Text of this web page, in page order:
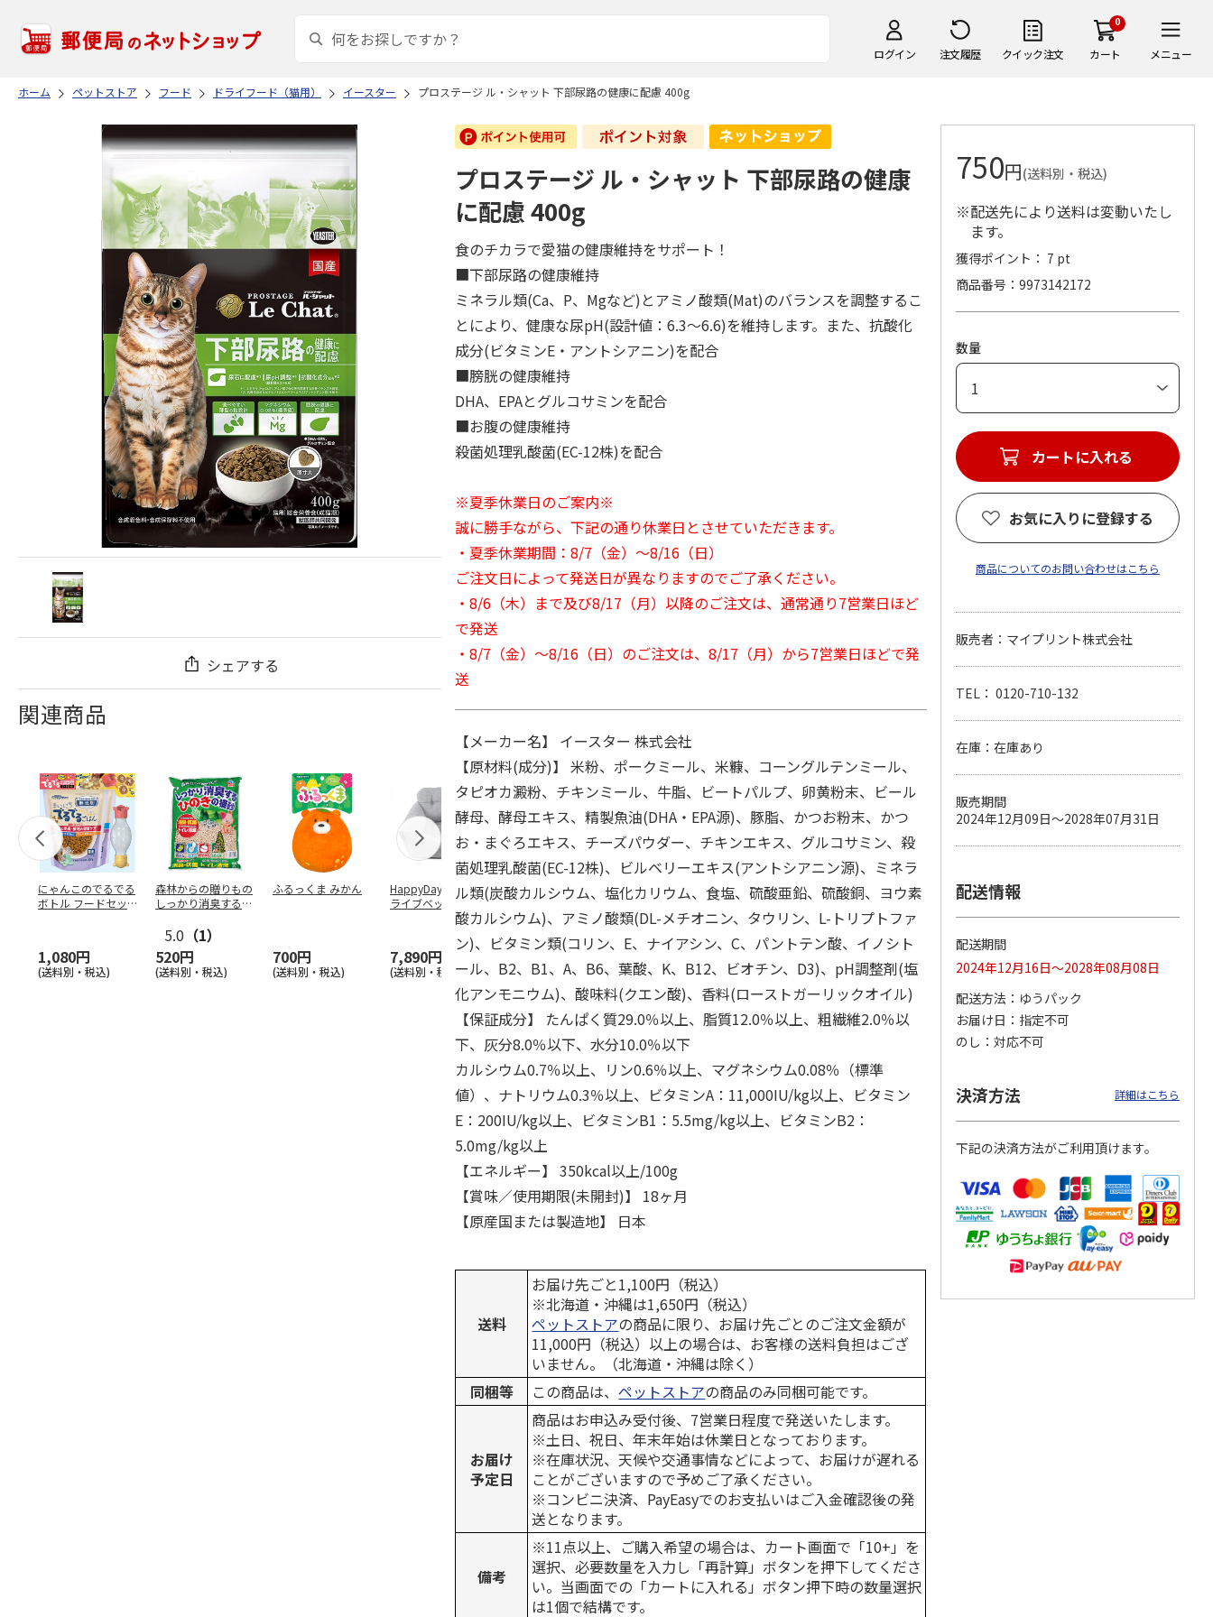
ログイン 注文履歴 クイック注文
0
カート メニュー
ホーム ペットストア フード ドライフード（猫用） イースター プロステージ ル・シャット 下部尿路の健康に配慮 400g
シェアする
関連商品
にゃんこのでるでる
ボトル フードセッ
1,080円
(送料別・税込)
森林からの贈りもの
しっかり消臭するひ
5.0 （1）
520円
(送料別・税込)
ふるっくま みかん
700円
(送料別・税込)
HappyDays 2wayド
ライブベッド グレ
7,890円
(送料別・税込)
獣医師開発 ニオイ
をとる砂専用 猫ト
イレ ナチュラルグ
1,550円
(送料別・税込)
デオトイレ 飛び散
らない消臭・抗菌サ
ンド 4L
1,320円
(送料別・税込)
無添加良品 カムカ
ムデンタルコーン
ぐるぐるボーン型 S
470円
(送料別・税込)
銀のスプーン パウ
チ 健康に育つ子ね
こ用 まぐろ・かつ
120円
(送料別・税込)
ペット線香 虹のか
なた フルーティフ
ローラルの香り
590円
(送料別・税込)
えBOX とりささ…
380円
(送料別・税込)
プロステージ ル・シャット 下部尿路の健康
に配慮 400g
食のチカラで愛猫の健康維持をサポート！
■下部尿路の健康維持
ミネラル類(Ca、P、Mgなど)とアミノ酸類(Mat)のバランスを調整するこ
とにより、健康な尿pH(設計値：6.3～6.6)を維持します。また、抗酸化
成分(ビタミンE・アントシアニン)を配合
■膀胱の健康維持
DHA、EPAとグルコサミンを配合
■お腹の健康維持
殺菌処理乳酸菌(EC-12株)を配合
※夏季休業日のご案内※
誠に勝手ながら、下記の通り休業日とさせていただきます。
・夏季休業期間：8/7（金）～8/16（日）
ご注文日によって発送日が異なりますのでご了承ください。
・8/6（木）まで及び8/17（月）以降のご注文は、通常通り7営業日ほど
で発送
・8/7（金）～8/16（日）のご注文は、8/17（月）から7営業日ほどで発
送
【メーカー名】 イースター 株式会社
【原材料(成分)】 米粉、ポークミール、米糠、コーングルテンミール、
タピオカ澱粉、チキンミール、牛脂、ビートパルプ、卵黄粉末、ビール
酵母、酵母エキス、精製魚油(DHA・EPA源)、豚脂、かつお粉末、かつ
お・まぐろエキス、チーズパウダー、チキンエキス、グルコサミン、殺
菌処理乳酸菌(EC-12株)、ビルベリーエキス(アントシアニン源)、ミネラ
ル類(炭酸カルシウム、塩化カリウム、食塩、硫酸亜鉛、硫酸銅、ヨウ素
酸カルシウム)、アミノ酸類(DL-メチオニン、タウリン、L-トリプトファ
ン)、ビタミン類(コリン、E、ナイアシン、C、パントテン酸、イノシト
ール、B2、B1、A、B6、葉酸、K、B12、ビオチン、D3)、pH調整剤(塩
化アンモニウム)、酸味料(クエン酸)、香料(ローストガーリックオイル)
【保証成分】 たんぱく質29.0％以上、脂質12.0％以上、粗繊維2.0％以
下、灰分8.0％以下、水分10.0％以下
カルシウム0.7％以上、リン0.6％以上、マグネシウム0.08％（標準
値）、ナトリウム0.3％以上、ビタミンA：11,000IU/kg以上、ビタミン
E：200IU/kg以上、ビタミンB1：5.5mg/kg以上、ビタミンB2：
5.0mg/kg以上
【エネルギー】 350kcal以上/100g
【賞味／使用期限(未開封)】 18ヶ月
【原産国または製造地】 日本
送料
お届け先ごと1,100円（税込）
※北海道・沖縄は1,650円（税込）
ペットストアの商品に限り、お届け先ごとのご注文金額が
11,000円（税込）以上の場合は、お客様の送料負担はござ
いません。（北海道・沖縄は除く）
同梱等
この商品は、ペットストアの商品のみ同梱可能です。
お届け
予定日
商品はお申込み受付後、7営業日程度で発送いたします。
※土日、祝日、年末年始は休業日となっております。
※在庫状況、天候や交通事情などによって、お届けが遅れる
ことがございますので予めご了承ください。
※コンビニ決済、PayEasyでのお支払いはご入金確認後の発
送となります。
備考
※11点以上、ご購入希望の場合は、カート画面で「10+」を
選択、必要数量を入力し「再計算」ボタンを押下してくださ
い。当画面での「カートに入れる」ボタン押下時の数量選択
は1個で結構です。
750円(送料別・税込)
※配送先により送料は変動いたし
ます。
獲得ポイント： 7 pt
商品番号
9973142172
数量
カートに入れる
お気に入りに登録する
商品についてのお問い合わせはこちら
販売者：マイプリント株式会社
TEL： 0120-710-132
在庫：在庫あり
販売期間
2024年12月09日～2028年07月31日
配送情報
配送期間
2024年12月16日～2028年08月08日
配送方法
ゆうパック
お届け日
指定不可
のし
対応不可
決済方法 詳細はこちら
下記の決済方法がご利用頂けます。